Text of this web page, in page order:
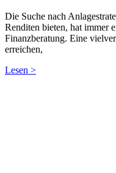
Die Suche nach
Renditen bieten, hat immer
Finanzberatung. Eine
erreichen,
Lesen >